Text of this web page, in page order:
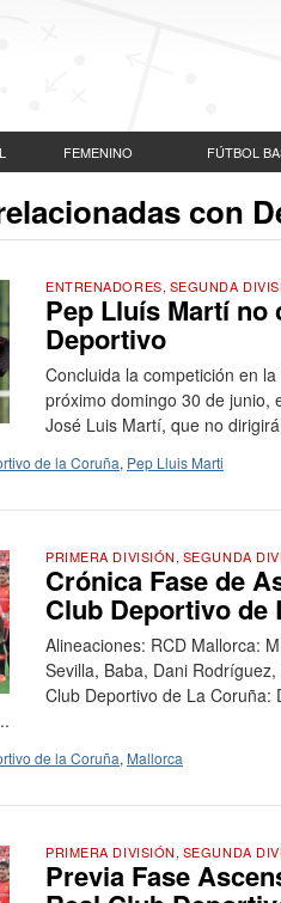
FEMENINO FÚTBOL
con
ENTRENADORES, SEGUNDA
Pep Lluís Martí no
Deportivo
Concluida la competición en
próximo domingo 30 de junio,
José Luis Martí, que no
de la Coruña, Pep Lluis Marti
PRIMERA DIVISIÓN, SEGUNDA
Crónica Fase de
Club Deportivo de
Alineaciones: RCD Mallorca:
Sevilla, Baba, Dani
Club Deportivo de La Coruña:
de la Coruña, Mallorca
PRIMERA DIVISIÓN, SEGUNDA
Previa Fase